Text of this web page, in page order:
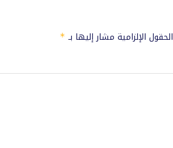
الحقول الإلزامية مشار إليها بـ *